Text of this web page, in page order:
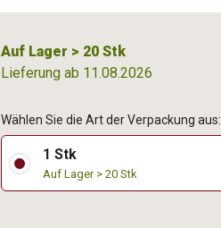
Auf Lager > 20 Stk
Lieferung ab 11.08.2026
Wählen Sie die Art der Verpackung aus:
1 Stk
Auf Lager > 20 Stk